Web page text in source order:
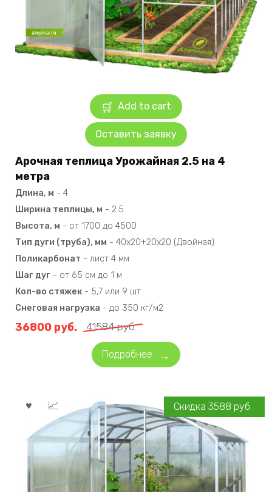
Add to cart
Оставить заявку
Арочная теплица Урожайная 2.5 на 4
метра
Длина, м - 4
Ширина теплицы, м - 2.5
Высота, м - от 1700 до 4500
Тип дуги (труба), мм - 40х20+20х20 (Двойная)
Поликарбонат - лист 4 мм
Шаг дуг - от 65 см до 1 м
Кол-во стяжек - 5,7 или 9 шт
Снеговая нагрузка - до 350 кг/м2
41584руб.
36800 руб.
Подробнее
Скидка 3588 руб.